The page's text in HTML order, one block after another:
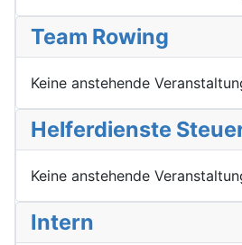
Team Rowing
Keine anstehende
Helferdienste
Keine anstehende
Intern